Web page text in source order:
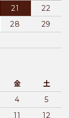
21
22
28
29
金
土
4
5
11 12